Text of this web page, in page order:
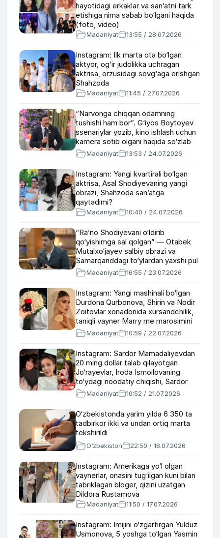
hayotidagi erkaklar va san’atni tark
etishiga nima sabab bo‘lgani haqida
(foto, video)
Madaniyat 13:55 / 28.07.2026
Instagram: Ilk marta ota bo‘lgan
aktyor, og‘ir judolikka uchragan
aktrisa, orzusidagi sovg‘aga erishgan
Shahzoda
Madaniyat 11:45 / 27.07.2026
“Narvonga chiqqan odamning
tushishi ham bor”. G‘iyos Boytoyev
ssenariylar yozib, kino ishlash uchun
kamera sotib olgani haqida so‘zlab
berdiMadaniyat 13:53 / 24.07.2026
Instagram: Yangi kvartirali bo‘lgan
aktrisa, Asal Shodiyevaning yangi
obrazi, Shahzoda san’atga
qaytadimi?
Madaniyat 10:40 / 24.07.2026
“Ra’no Shodiyevani o‘ldirib
qo‘yishimga sal qolgan” — Otabek
Mutalxo‘jayev salbiy obrazi va
Samarqanddagi to‘ylardan yaxshi pul
topishi haqida
Madaniyat 16:55 / 23.07.2026
Instagram: Yangi mashinali bo‘lgan
Durdona Qurbonova, Shirin va Nodir
Zoitovlar xonadonida xursandchilik,
taniqli vayner Marry me marosimini
o‘tkazdi
Madaniyat 10:59 / 22.07.2026
Instagram: Sardor Mamadaliyevdan
20 ming dollar talab qilayotgan
Jo‘rayevlar, Iroda Ismoilovaning
to‘ydagi noodatiy chiqishi, Sardor
Toirov xonadonida bayram
Madaniyat 10:52 / 21.07.2026
O‘zbekistonda yarim yilda 6 350 ta
tadbirkor ikki va undan ortiq marta
tekshirildi
O‘zbekiston 22:50 / 18.07.2026
Instagram: Amerikaga yo‘l olgan
vaynerlar, onasini tug‘ilgan kuni bilan
tabriklagan bloger, qizini uzatgan
Dildora Rustamova
Madaniyat 11:50 / 17.07.2026
Instagram: Imijini o‘zgartirgan Yulduz
Usmonova, 5 yoshga to‘lgan Yasmin